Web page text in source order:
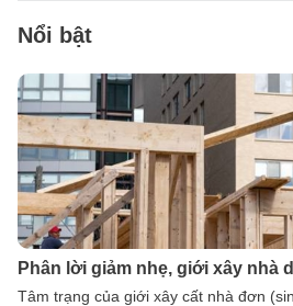
Nổi bật
Phân lời giảm nhẹ, giới xây nhà
Tâm trạng của giới xây cất nhà đơn